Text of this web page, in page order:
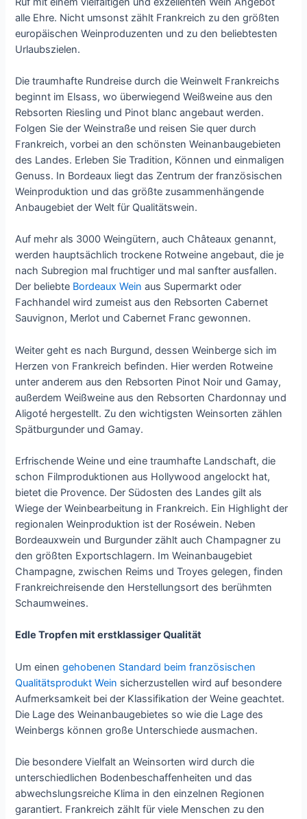
alle Ehre. Nicht umsonst zählt Frankreich zu den größten
europäischen Weinproduzenten und zu den beliebtesten
Urlaubszielen.
Die traumhafte Rundreise durch die Weinwelt Frankreichs
beginnt im Elsass, wo überwiegend Weißweine aus den
Rebsorten Riesling und Pinot blanc angebaut werden.
Folgen Sie der Weinstraße und reisen Sie quer durch
Frankreich, vorbei an den schönsten Weinanbaugebieten
des Landes. Erleben Sie Tradition, Können und einmaligen
Genuss. In Bordeaux liegt das Zentrum der französischen
Weinproduktion und das größte zusammenhängende
Anbaugebiet der Welt für Qualitätswein.
Auf mehr als 3000 Weingütern, auch Châteaux genannt,
werden hauptsächlich trockene Rotweine angebaut, die je
nach Subregion mal fruchtiger und mal sanfter ausfallen.
Der beliebte Bordeaux Wein aus Supermarkt oder
Fachhandel wird zumeist aus den Rebsorten Cabernet
Sauvignon, Merlot und Cabernet Franc gewonnen.
Weiter geht es nach Burgund, dessen Weinberge sich im
Herzen von Frankreich befinden. Hier werden Rotweine
unter anderem aus den Rebsorten Pinot Noir und Gamay,
außerdem Weißweine aus den Rebsorten Chardonnay und
Aligoté hergestellt. Zu den wichtigsten Weinsorten zählen
Spätburgunder und Gamay.
Erfrischende Weine und eine traumhafte Landschaft, die
schon Filmproduktionen aus Hollywood angelockt hat,
bietet die Provence. Der Südosten des Landes gilt als
Wiege der Weinbearbeitung in Frankreich. Ein Highlight der
regionalen Weinproduktion ist der Roséwein. Neben
Bordeauxwein und Burgunder zählt auch Champagner zu
den größten Exportschlagern. Im Weinanbaugebiet
Champagne, zwischen Reims und Troyes gelegen, finden
Frankreichreisende den Herstellungsort des berühmten
Schaumweines.
Edle Tropfen mit erstklassiger Qualität
Um einengehobenen Standard beim französischen
Qualitätsprodukt Wein sicherzustellen wird auf besondere
Aufmerksamkeit bei der Klassifikation der Weine geachtet.
Die Lage des Weinanbaugebietes so wie die Lage des
Weinbergs können große Unterschiede ausmachen.
Die besondere Vielfalt an Weinsorten wird durch die
unterschiedlichen Bodenbeschaffenheiten und das
abwechslungsreiche Klima in den einzelnen Regionen
garantiert. Frankreich zählt für viele Menschen zu den